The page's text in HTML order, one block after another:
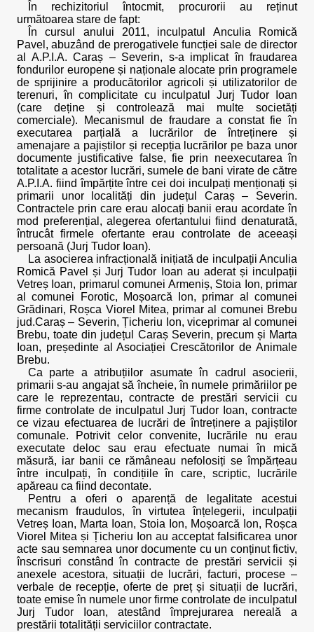
În rechizitoriul întocmit, procurorii au reținut
următoarea stare de fapt:
În cursul anului 2011, inculpatul Anculia Romică
Pavel, abuzând de prerogativele funcției sale de director
al A.P.I.A. Caraș – Severin, s-a implicat în fraudarea
fondurilor europene și naționale alocate prin programele
de sprijinire a producătorilor agricoli și utilizatorilor de
terenuri, în complicitate cu inculpatul Jurj Tudor Ioan
(care deține și controlează mai multe societăți
comerciale). Mecanismul de fraudare a constat fie în
executarea parțială a lucrărilor de întreținere și
amenajare a pajiștilor și recepția lucrărilor pe baza unor
documente justificative false, fie prin neexecutarea în
totalitate a acestor lucrări, sumele de bani virate de către
A.P.I.A. fiind împărțite între cei doi inculpați menționați și
primarii unor localități din județul Caraș – Severin.
Contractele prin care erau alocați banii erau acordate în
mod preferențial, alegerea ofertantului fiind denaturată,
întrucât firmele ofertante erau controlate de aceeași
persoană (Jurj Tudor Ioan).
La asocierea infracțională inițiată de inculpații Anculia
Romică Pavel și Jurj Tudor Ioan au aderat și inculpații
Vetreș Ioan, primarul comunei Armeniș, Stoia Ion, primar
al comunei Forotic, Moșoarcă Ion, primar al comunei
Grădinari, Roșca Viorel Mitea, primar al comunei Brebu
jud.Caraș – Severin, Țicheriu Ion, viceprimar al comunei
Brebu, toate din județul Caraș Severin, precum și Marta
Ioan, președinte al Asociației Crescătorilor de Animale
Brebu.
Ca parte a atribuțiilor asumate în cadrul asocierii,
primarii s-au angajat să încheie, în numele primăriilor pe
care le reprezentau, contracte de prestări servicii cu
firme controlate de inculpatul Jurj Tudor Ioan, contracte
ce vizau efectuarea de lucrări de întreținere a pajiștilor
comunale. Potrivit celor convenite, lucrările nu erau
executate deloc sau erau efectuate numai în mică
măsură, iar banii ce rămâneau nefolosiți se împărțeau
între inculpați, în condițiile în care, scriptic, lucrările
apăreau ca fiind decontate.
Pentru a oferi o aparență de legalitate acestui
mecanism fraudulos, în virtutea înțelegerii, inculpații
Vetreș Ioan, Marta Ioan, Stoia Ion, Moșoarcă Ion, Roșca
Viorel Mitea și Țicheriu Ion au acceptat falsificarea unor
acte sau semnarea unor documente cu un conținut fictiv,
înscrisuri constând în contracte de prestări servicii și
anexele acestora, situații de lucrări, facturi, procese –
verbale de recepție, oferte de preț și situații de lucrări,
toate emise în numele unor firme controlate de inculpatul
Jurj Tudor Ioan, atestând împrejurarea nereală a
prestării totalității serviciilor contractate.